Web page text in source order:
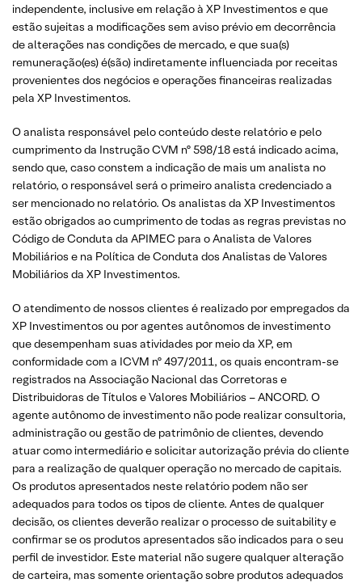
independente, inclusive em relação à XP Investimentos e que
estão sujeitas a modificações sem aviso prévio em decorrência
de alterações nas condições de mercado, e que sua(s)
remuneração(es) é(são) indiretamente influenciada por receitas
provenientes dos negócios e operações financeiras realizadas
pela XP Investimentos.
O analista responsável pelo conteúdo deste relatório e pelo
cumprimento da Instrução CVM nº 598/18 está indicado acima,
sendo que, caso constem a indicação de mais um analista no
relatório, o responsável será o primeiro analista credenciado a
ser mencionado no relatório. Os analistas da XP Investimentos
estão obrigados ao cumprimento de todas as regras previstas no
Código de Conduta da APIMEC para o Analista de Valores
Mobiliários e na Política de Conduta dos Analistas de Valores
Mobiliários da XP Investimentos.
O atendimento de nossos clientes é realizado por empregados da
XP Investimentos ou por agentes autônomos de investimento
que desempenham suas atividades por meio da XP, em
conformidade com a ICVM nº 497/2011, os quais encontram-se
registrados na Associação Nacional das Corretoras e
Distribuidoras de Títulos e Valores Mobiliários – ANCORD. O
agente autônomo de investimento não pode realizar consultoria,
administração ou gestão de patrimônio de clientes, devendo
atuar como intermediário e solicitar autorização prévia do cliente
para a realização de qualquer operação no mercado de capitais.
Os produtos apresentados neste relatório podem não ser
adequados para todos os tipos de cliente. Antes de qualquer
decisão, os clientes deverão realizar o processo de suitability e
confirmar se os produtos apresentados são indicados para o seu
perfil de investidor. Este material não sugere qualquer alteração
de carteira, mas somente orientação sobre produtos adequados